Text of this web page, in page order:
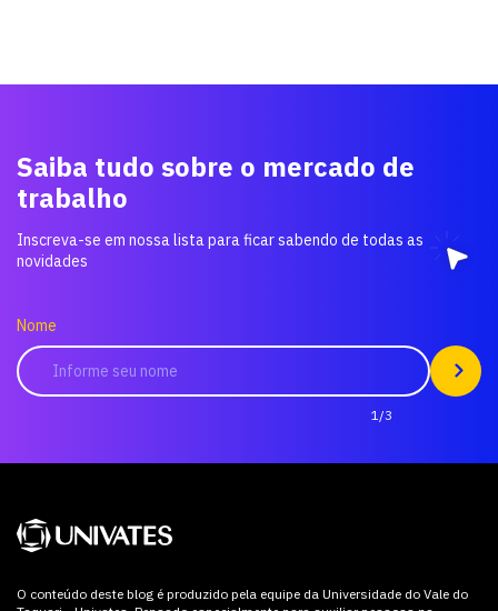
Saiba tudo sobre o mercado de
trabalho
Inscreva-se em nossa lista para ficar sabendo de todas as
novidades
Nome
1/3
O conteúdo deste blog é produzido pela equipe da Universidade do Vale do